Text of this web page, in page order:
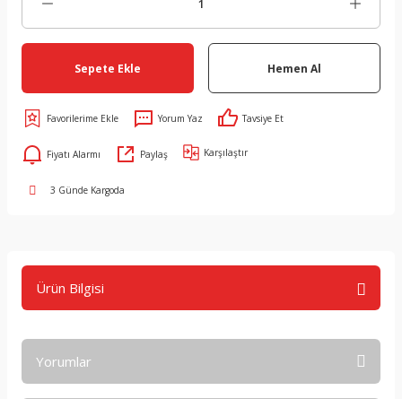
Sepete Ekle Hemen Al
Yorum Yaz Tavsiye Et
Fiyatı Alarmı Paylaş Karşılaştır
3 Günde Kargoda
Ürün Bilgisi
Yorumlar